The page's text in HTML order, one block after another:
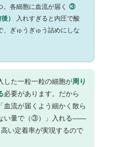
各細胞に血流が届く ③
）
入れすぎると内圧で酸
、ぎゅうぎゅう詰めにしな
した一粒一粒の細胞が周り
必要があります。だから
血流が届くよう細かく散ら
い量で（③）」入れる——
い定着率が実現するので